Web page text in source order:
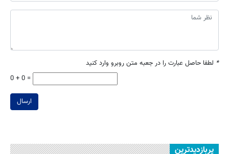
* لطفا حاصل عبارت را در جعبه متن روبرو وارد کنید
0 + 0 =
ارسال
پربازدیدترین